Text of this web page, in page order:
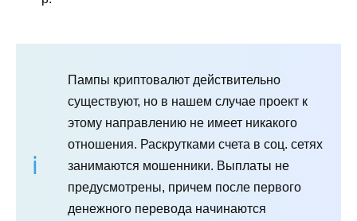
Пампы криптовалют действительно
существуют, но в нашем случае проект к
этому направлению не имеет никакого
отношения. Раскрутками счета в соц. сетях
занимаются мошенники. Выплаты не
предусмотрены, причем после первого
денежного перевода начинаются